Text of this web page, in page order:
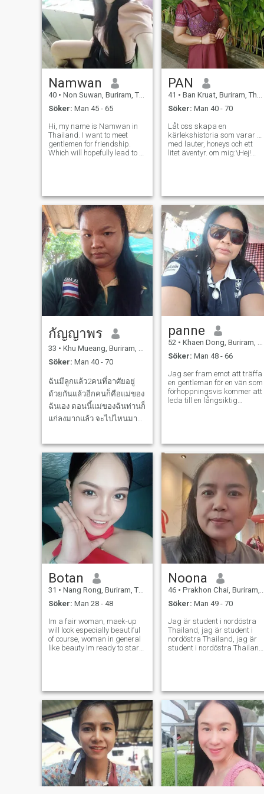
kan prata med om vad som
helst och som respekterar
mig.
Namwan
40 • Non Suwan, Buriram, Thailand
Söker: Man 45 - 65
Hi, my name is Namwan in
Thailand. I want to meet
gentlemen for friendship.
Which will hopefully lead to a
build a relationship with you.
I believe you'll b
PAN
41 • Ban Kruat, Buriram, Thailand
Söker: Man 40 - 70
Låt oss skapa en
kärlekshistoria som varar …
med lauter, honeys och ett
litet äventyr. om mig:\Hej!
koppling. Jag arbetar som
vetenskapslärare och en
ensamstående mamma som
har varit en underbar
kvinna. Livet har lärt mig att
vara stark, självständig och
specifik, jag älskar enkla
saker – matlagning av
thailändsk mat, långa
promenader, meningsfulla
promenader och glädjen att
vara runt människor som är
äkta. Romantik, lojalitet och
skratt är vad jag
om du inte är en bra en, är
du inte en bra en. du är en
bra en. du är en bra en. du
är en bra en. du är en bra en.
en. du är inte en bra en. du
är en bra en.
กัญญาพร
33 • Khu Mueang, Buriram, Thailand
Söker: Man 40 - 70
ฉันมีลูกแล้ว2คนที่อาศัยอยู่
ด้วยกันแล้วอีกคนก็คือแม่ของ
ฉันเอง ตอนนี้แม่ของฉันท่านก็
แก่ลงมากแล้ว จะไปไหนมา
ตกงานฉันเลยไปสมัครทำงาน
ร้านลาบ เขาบอกว่าให้เป็นราย
วัน วันละ200ฉันก็ทำ ถ้าฉันไม่
ทำฉันก็จะไม่มีเงินส่งลูกของ
ฉันเรียนหนังสือ เ
panne
52 • Khaen Dong, Buriram, Thailand
Söker: Man 48 - 66
Jag ser fram emot att träffa
en gentleman för en vän som
förhoppningsvis kommer att
leda till en långsiktig
relationer med thailändska
kvinnor, tack. Kontakta oss.
Botan
31 • Nang Rong, Buriram, Thailand
Söker: Man 28 - 48
Im a fair woman, maek-up
will look especially beautiful
of course, woman in general
like beauty Im ready to start
respektera henne. Jag vill ha
en man som arbetar hårt. Att
kunna ta hand om vår familj,
älska min familj, mina
bröder och systrar som om
de vore min egen familj. Jag
tycker om män som
respekterar kvinnor. Jag vill
berätta att det fortfarande
finns många bra kvinnor. -
Jag är en av dem. - Ja.
Noona
46 • Prakhon Chai, Buriram, Thailand
Söker: Man 49 - 70
Jag är student i nordöstra
Thailand, jag är student i
nordöstra Thailand, jag är
student i nordöstra Thailand,
student i landet, jag är
student i landet, jag är
student i landet, jag är
student i landet, jag är
student i landet, jag är
student i landet, jag är
student i landet, jag är
student i landet och student i
landet. Jag kommer inte att
kunna göra något arbete
som jag kan göra, jag
kommer inte att kunna göra